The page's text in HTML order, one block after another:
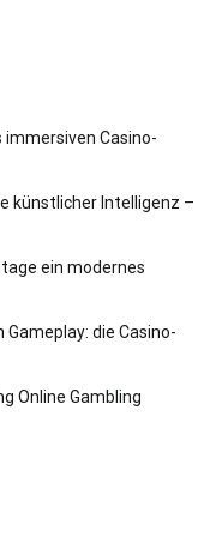
Casino-
künstlicher Intelligenz –
ein modernes
die Casino-
Online Gambling